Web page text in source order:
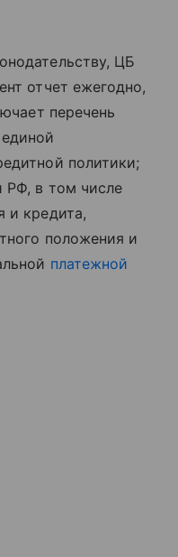
ЦБ
отчет ежегодно,
перечень
политики;
РФ, в том числе
и кредита,
положения и
платежной